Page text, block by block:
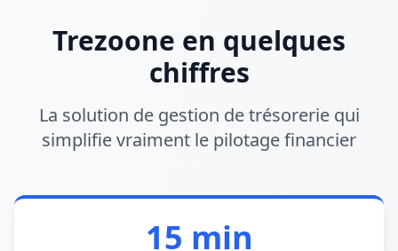
Trezoone en quelques
chiffres
La solution de gestion de trésorerie qui
simplifie vraiment le pilotage financier
15 min